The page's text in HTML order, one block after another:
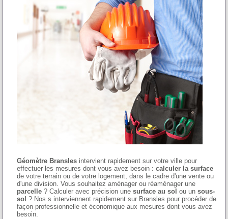
Géomètre Bransles intervient rapidement sur votre ville pour
effectuer les mesures dont vous avez besoin :calculer la surface
de votre terrain ou de votre logement, dans le cadre d'une vente ou
d'une division. Vous souhaitez aménager ou réaménager une
parcelle ? Calculer avec précision unesurface au sol ou unsous-
sol ? Nos s interviennent rapidement sur Bransles pour procéder de
façon professionnelle et économique aux mesures dont vous avez
besoin.